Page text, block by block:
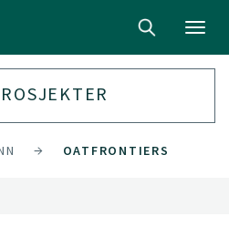
OATFRONTIERS